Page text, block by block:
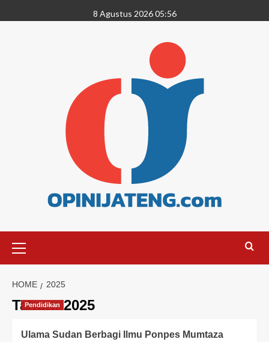
8 Agustus 2026 05:56
HOME 2025
Tahun:2025
Pendidikan
Ulama Sudan Berbagi Ilmu Ponpes Mumtaza